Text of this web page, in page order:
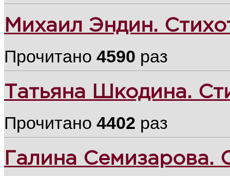
Михаил Эндин.
Прочитано 4590 раз
Татьяна Шкодина.
Прочитано 4402 раз
Галина Семизарова.